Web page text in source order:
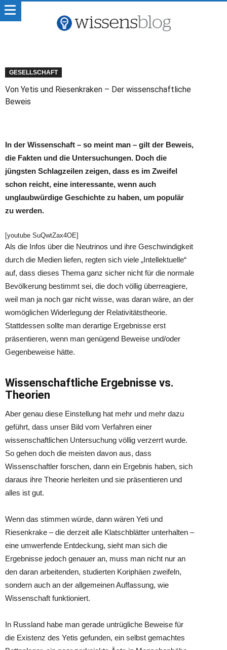
GESELLSCHAFT
Von Yetis und Riesenkraken – Der wissenschaftliche
Beweis
In der Wissenschaft – so meint man – gilt der Beweis,
die Fakten und die Untersuchungen. Doch die
jüngsten Schlagzeilen zeigen, dass es im Zweifel
schon reicht, eine interessante, wenn auch
unglaubwürdige Geschichte zu haben, um populär
zu werden.
[youtube SuQwtZax4OE]
Als die Infos über die Neutrinos und ihre Geschwindigkeit
durch die Medien liefen, regten sich viele „Intellektuelle“
auf, dass dieses Thema ganz sicher nicht für die normale
Bevölkerung bestimmt sei, die doch völlig überreagiere,
weil man ja noch gar nicht wisse, was daran wäre, an der
womöglichen Widerlegung der Relativitätstheorie.
Stattdessen sollte man derartige Ergebnisse erst
präsentieren, wenn man genügend Beweise und/oder
Gegenbeweise hätte.
Wissenschaftliche Ergebnisse vs.
Theorien
Aber genau diese Einstellung hat mehr und mehr dazu
geführt, dass unser Bild vom Verfahren einer
wissenschaftlichen Untersuchung völlig verzerrt wurde.
So gehen doch die meisten davon aus, dass
Wissenschaftler forschen, dann ein Ergebnis haben, sich
daraus ihre Theorie herleiten und sie präsentieren und
alles ist gut.
Wenn das stimmen würde, dann wären Yeti und
Riesenkrake – die derzeit alle Klatschblätter unterhalten –
eine umwerfende Entdeckung, sieht man sich die
Ergebnisse jedoch genauer an, muss man nicht nur an
den daran arbeitenden, studierten Koriphäen zweifeln,
sondern auch an der allgemeinen Auffassung, wie
Wissenschaft funktioniert.
In Russland habe man gerade untrügliche Beweise für
die Existenz des Yetis gefunden, ein selbst gemachtes